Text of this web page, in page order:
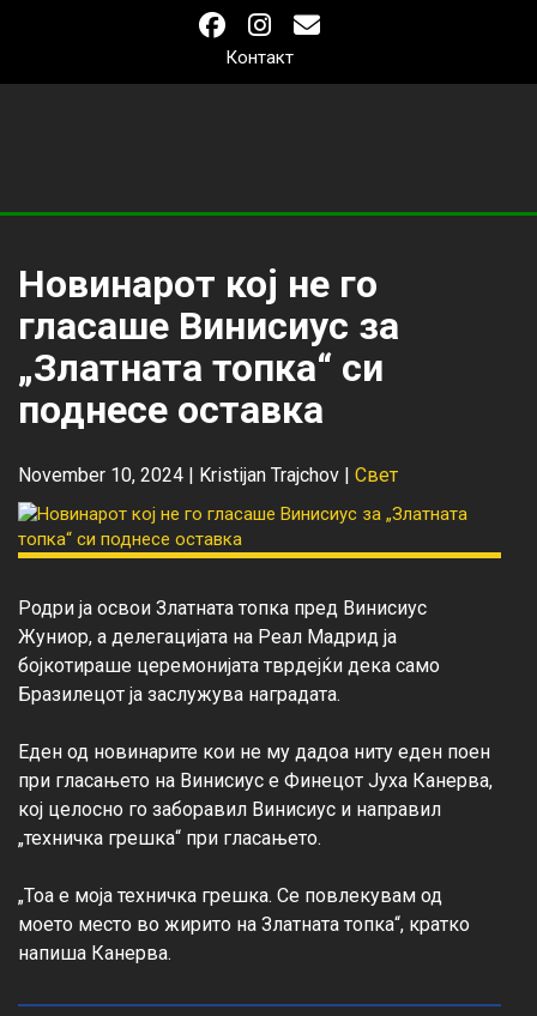
Контакт
Новинарот кој не го
гласаше Винисиус за
„Златната топка“ си
поднесе оставка
November 10, 2024 | Kristijan Trajchov | Свет
Родри ја освои Златната топка пред Винисиус
Жуниор, а делегацијата на Реал Мадрид ја
бојкотираше церемонијата тврдејќи дека само
Бразилецот ја заслужува наградата.
Еден од новинарите кои не му дадоа ниту еден поен
при гласањето на Винисиус е Финецот Јуха Канерва,
кој целосно го заборавил Винисиус и направил
„техничка грешка“ при гласањето.
„Тоа е моја техничка грешка. Се повлекувам од
моето место во жирито на Златната топка“, кратко
напиша Канерва.